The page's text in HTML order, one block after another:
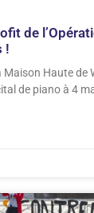
de
!
Maison Haute de
de piano à 4